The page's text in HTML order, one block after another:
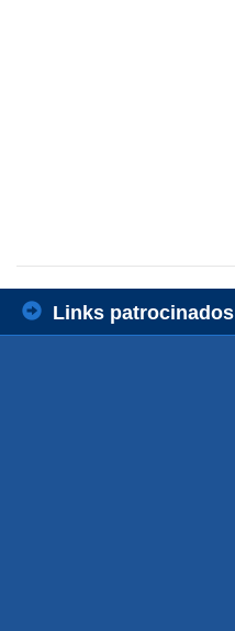
Links patrocinados